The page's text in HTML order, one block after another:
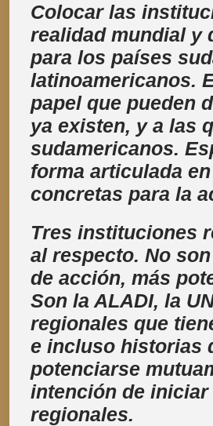
Colocar las
realidad mundial y
para los países
latinoamericanos.
papel que pueden
ya existen, y a las
sudamericanos.
forma articulada
concretas para la
Tres instituciones
al respecto. No
de acción, más
Son la ALADI, la
regionales que
e incluso historias
potenciarse
intención de
regionales.